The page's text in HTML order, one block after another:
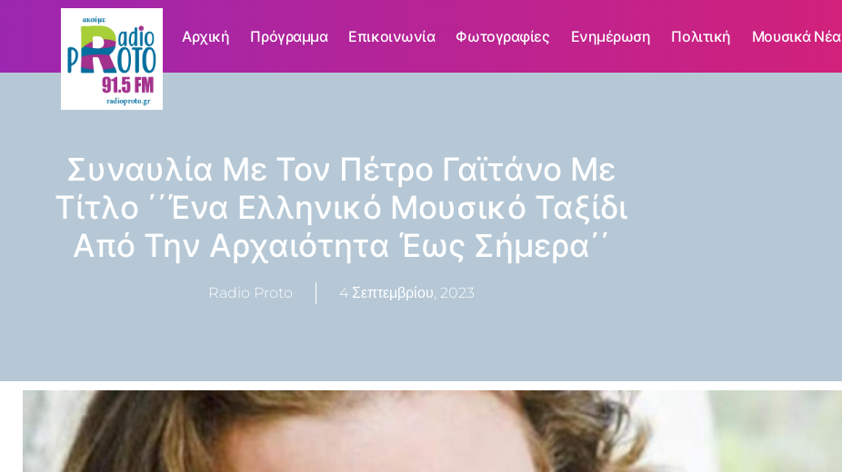
Αρχική Πρόγραμμα Επικοινωνία Φωτογραφίες Ενημέρωση Πολιτική Μουσικά Νέα
Συναυλία Με Τον Πέτρο Γαϊτάνο Με
Τίτλο ΄΄Ένα Ελληνικό Μουσικό Ταξίδι
Από Την Αρχαιότητα Έως Σήμερα΄΄
Radio Proto 4 Σεπτεμβρίου, 2023